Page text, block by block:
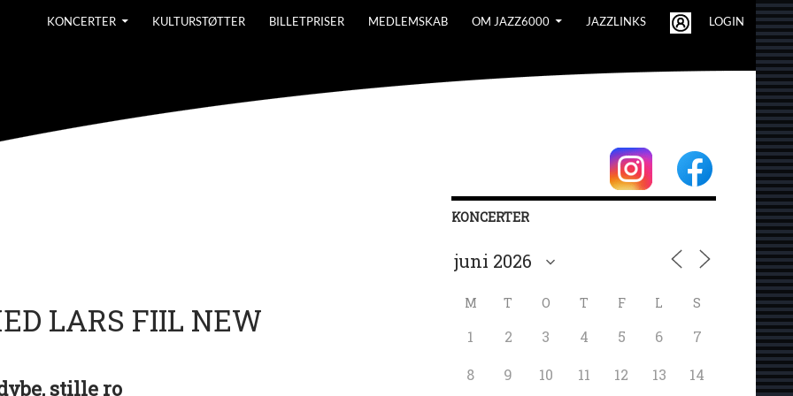
KONCERTER KULTURSTØTTER BILLETPRISER MEDLEMSKAB OM JAZZ6000 JAZZLINKS LOGIN
LARS FIIL NEW
stille ro
KONCERTER
M T O T F L S
1 2 3 4 5 6 7
8 9 10 11 12 13 14